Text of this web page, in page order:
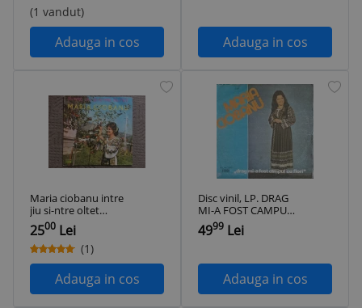
EPE 01954
(1 vandut)
Adauga in cos Adauga in cos
Maria ciobanu intre
jiu si-ntre oltet
album disc vinyl lp
muzica populara
folclor electrecord
STM EPE 01022 VG+
2500 Lei
(1)
Adauga in cos
Disc vinil, LP. DRAG
MI-A FOST CAMPUL
CU FLORI-MARIA
CIOBANU-322456
4999 Lei
Adauga in cos